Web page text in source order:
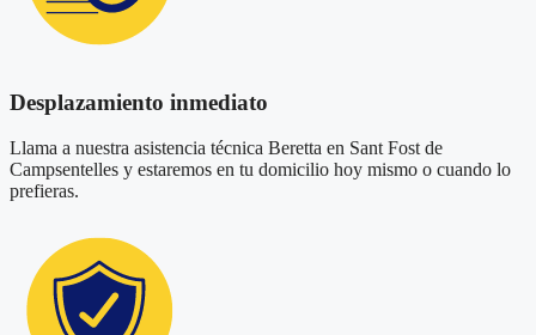
Desplazamiento inmediato
Llama a nuestra asistencia técnica Beretta en Sant Fost de
Campsentelles y estaremos en tu domicilio hoy mismo o cuando lo
prefieras.